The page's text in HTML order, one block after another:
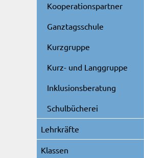
Kooperationspartner
Ganztagsschule
Kurzgruppe
Kurz- und Langgruppe
Inklusionsberatung
Schulbücherei
Lehrkräfte
Klassen